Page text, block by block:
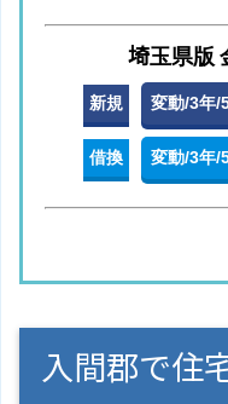
埼玉県版
新規 変動/3年/
借換 変動/3年/
入間郡で住